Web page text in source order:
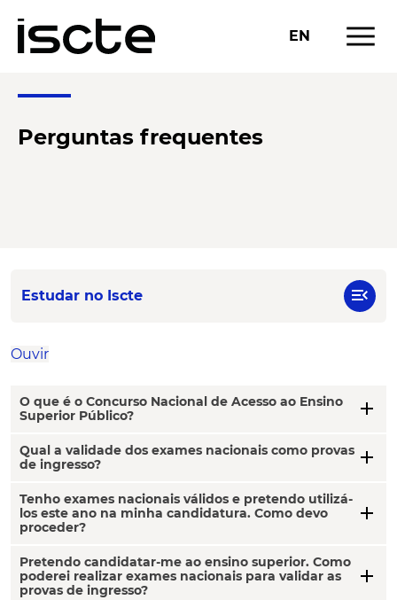
EN menu
Perguntas frequentes
Estudar no Iscte menu_open
Ouvir
O que é o Concurso Nacional de Acesso ao Ensino
Superior Público?
add
Qual a validade dos exames nacionais como provas
de ingresso?
add
Tenho exames nacionais válidos e pretendo utilizá-
los este ano na minha candidatura. Como devo
proceder?
add
Pretendo candidatar-me ao ensino superior. Como
poderei realizar exames nacionais para validar as
provas de ingresso?
add